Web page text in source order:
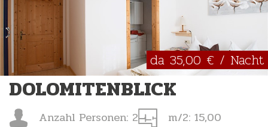
da 35,00 € / Nacht
DOLOMITENBLICK
Anzahl Personen: 2
m/2: 15,00